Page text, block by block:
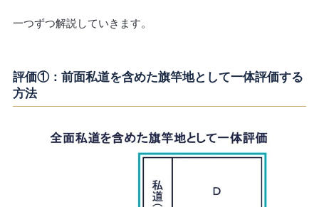
一つずつ解説していきます。
評価①：前面私道を含めた旗竿地として一体評価する
方法